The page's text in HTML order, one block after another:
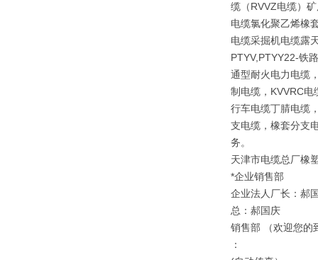
缆（RVVZ电缆）
电缆氯化聚乙烯橡
电缆采掘机电缆露
PTYV,PTYY22-铁
通型耐火电力电缆
制电缆，KVVRC
行车电缆丁腈电缆
支电缆，橡套分支
务。
天津市电缆总厂橡
*企业销售部
企业法人厂长：郝
总：郝国庆
销售部 （欢迎您的
：